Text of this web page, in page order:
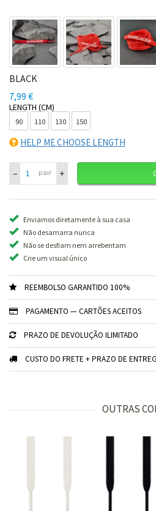
BLACK
7,99 €
LENGTH (CM)
90 110 130 150
HELP ME CHOOSE LENGTH
– pair +
Enviamos diretamente à sua casa
Não desamarra nunca
Não se desfiam nem arrebentam
Crie um visual único
REEMBOLSO GARANTIDO 100%
PAGAMENTO — CARTÕES ACEITOS
PRAZO DE DEVOLUÇÃO ILIMITADO
CUSTO DO FRETE + PRAZO DE
OUTRAS